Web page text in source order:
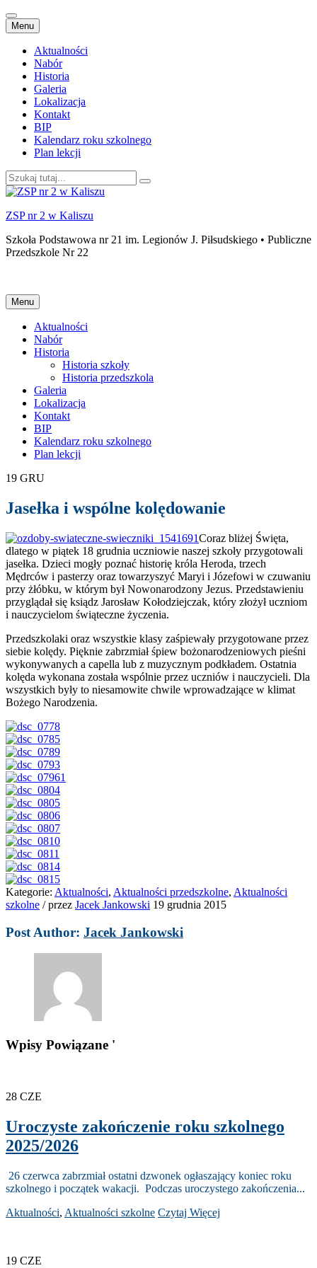
Menu Przejdź
do
treści
Aktualności
Nabór
Historia
Galeria
Lokalizacja
Kontakt
BIP
Kalendarz roku szkolnego
Plan lekcji
Szukaj:
ZSP nr 2 w Kaliszu
Szkoła Podstawowa nr 21 im. Legionów J. Piłsudskiego • Publiczne
Przedszkole Nr 22
Menu Przejdź
do
treści
Aktualności
Nabór
Historia
Historia szkoły
Historia przedszkola
Galeria
Lokalizacja
Kontakt
BIP
Kalendarz roku szkolnego
Plan lekcji
19 GRU
Jasełka i wspólne kolędowanie
Coraz bliżej Święta,
dlatego w piątek 18 grudnia uczniowie naszej szkoły przygotowali
jasełka. Dzieci mogły poznać historię króla Heroda, trzech
Mędrców i pasterzy oraz towarzyszyć Maryi i Józefowi w czuwaniu
przy żłóbku, w którym był Nowonarodzony Jezus. Przedstawieniu
przyglądał się ksiądz Jarosław Kołodziejczak, który złożył uczniom
i nauczycielom świąteczne życzenia.
Przedszkolaki oraz wszystkie klasy zaśpiewały przygotowane przez
siebie kolędy. Pięknie zabrzmiał śpiew bożonarodzeniowych pieśni
wykonywanych a capella lub z muzycznym podkładem. Ostatnia
kolęda wykonana została wspólnie przez uczniów i nauczycieli. Dla
wszystkich były to niesamowite chwile wprowadzające w klimat
Bożego Narodzenia.
Kategorie: Aktualności, Aktualności przedszkolne, Aktualności
szkolne /przez Jacek Jankowski 19 grudnia 2015
Post Author: Jacek Jankowski
Wpisy Powiązane '
28 CZE
Uroczyste zakończenie roku szkolnego
2025/2026
26 czerwca zabrzmiał ostatni dzwonek ogłaszający koniec roku
szkolnego i początek wakacji. Podczas uroczystego zakończenia...
Aktualności, Aktualności szkolne Czytaj Więcej
19 CZE